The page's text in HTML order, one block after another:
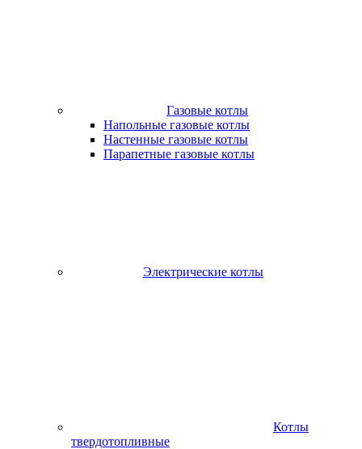
Газовые котлы
Напольные газовые котлы
Настенные газовые котлы
Парапетные газовые котлы
Электрические котлы
Котлы
твердотопливные